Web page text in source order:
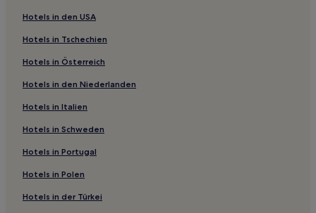
Hotels in den USA
Hotels in Tschechien
Hotels in Österreich
Hotels in den Niederlanden
Hotels in Italien
Hotels in Schweden
Hotels in Portugal
Hotels in Polen
Hotels in der Türkei